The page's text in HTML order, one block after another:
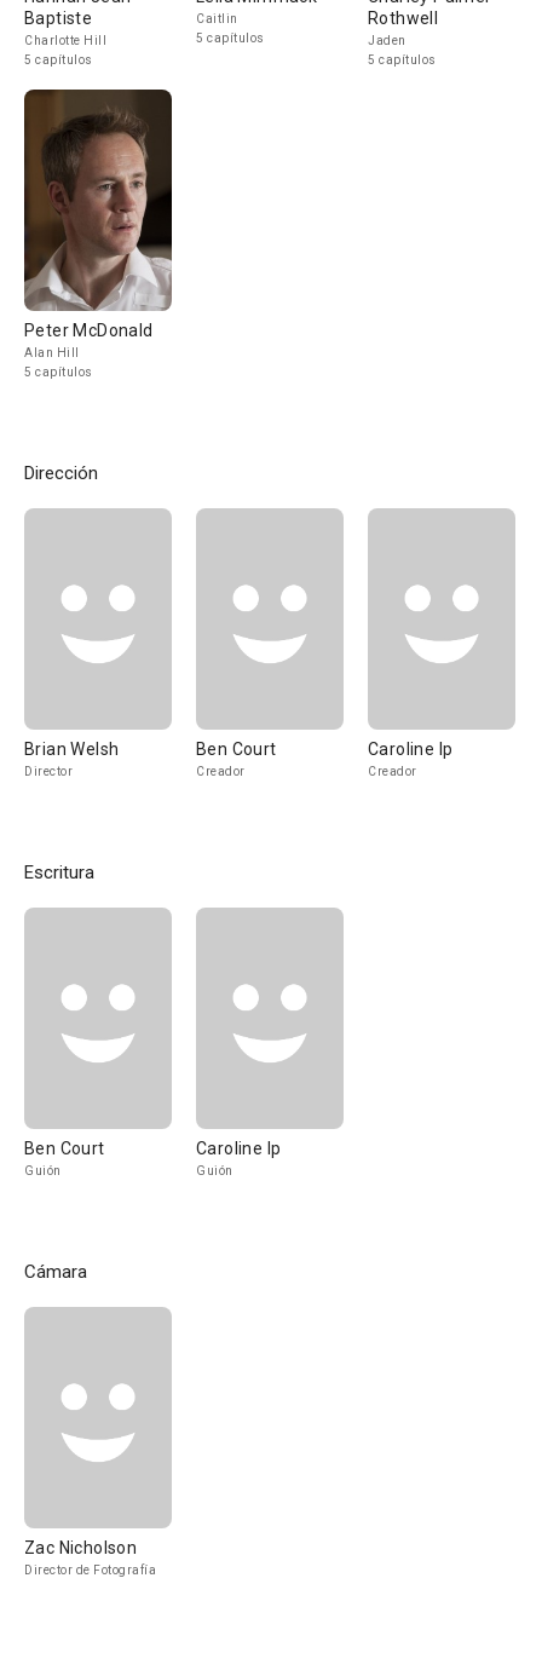
Baptiste
Charlotte Hill
5 capítulos
Caitlin
5 capítulos
Rothwell
Jaden
5 capítulos
Peter McDonald
Alan Hill
5 capítulos
Dirección
Brian Welsh
Director
Ben Court
Creador
Caroline Ip
Creador
Escritura
Ben Court
Guión
Caroline Ip
Guión
Cámara
Zac Nicholson
Director de Fotografía